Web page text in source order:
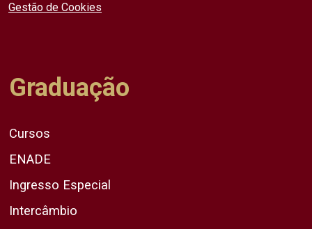
Gestão de Cookies
Graduação
Cursos
ENADE
Ingresso Especial
Intercâmbio